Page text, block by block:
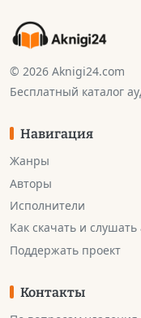
© 2026 Aknigi24.com
Бесплатный каталог
Навигация
Жанры
Авторы
Исполнители
Как скачать и слушать
Поддержать проект
Контакты